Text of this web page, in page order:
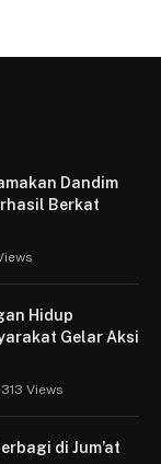
Dandim
Berkat
Hidup
Gelar Aksi
313 Views
di Jum’at